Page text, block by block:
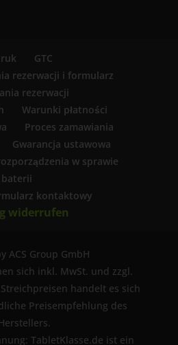
GTC
rezerwacji i formularz
rezerwacji
Warunki płatności
Proces zamawiania
Gwarancja ustawowa
w sprawie
baterii
kontaktowy
widerrufen
ACS Group GmbH
sich inkl. MwSt. und zzgl.
handelt es sich
Preisempfehlung des
TabletKlasse.de ist ein